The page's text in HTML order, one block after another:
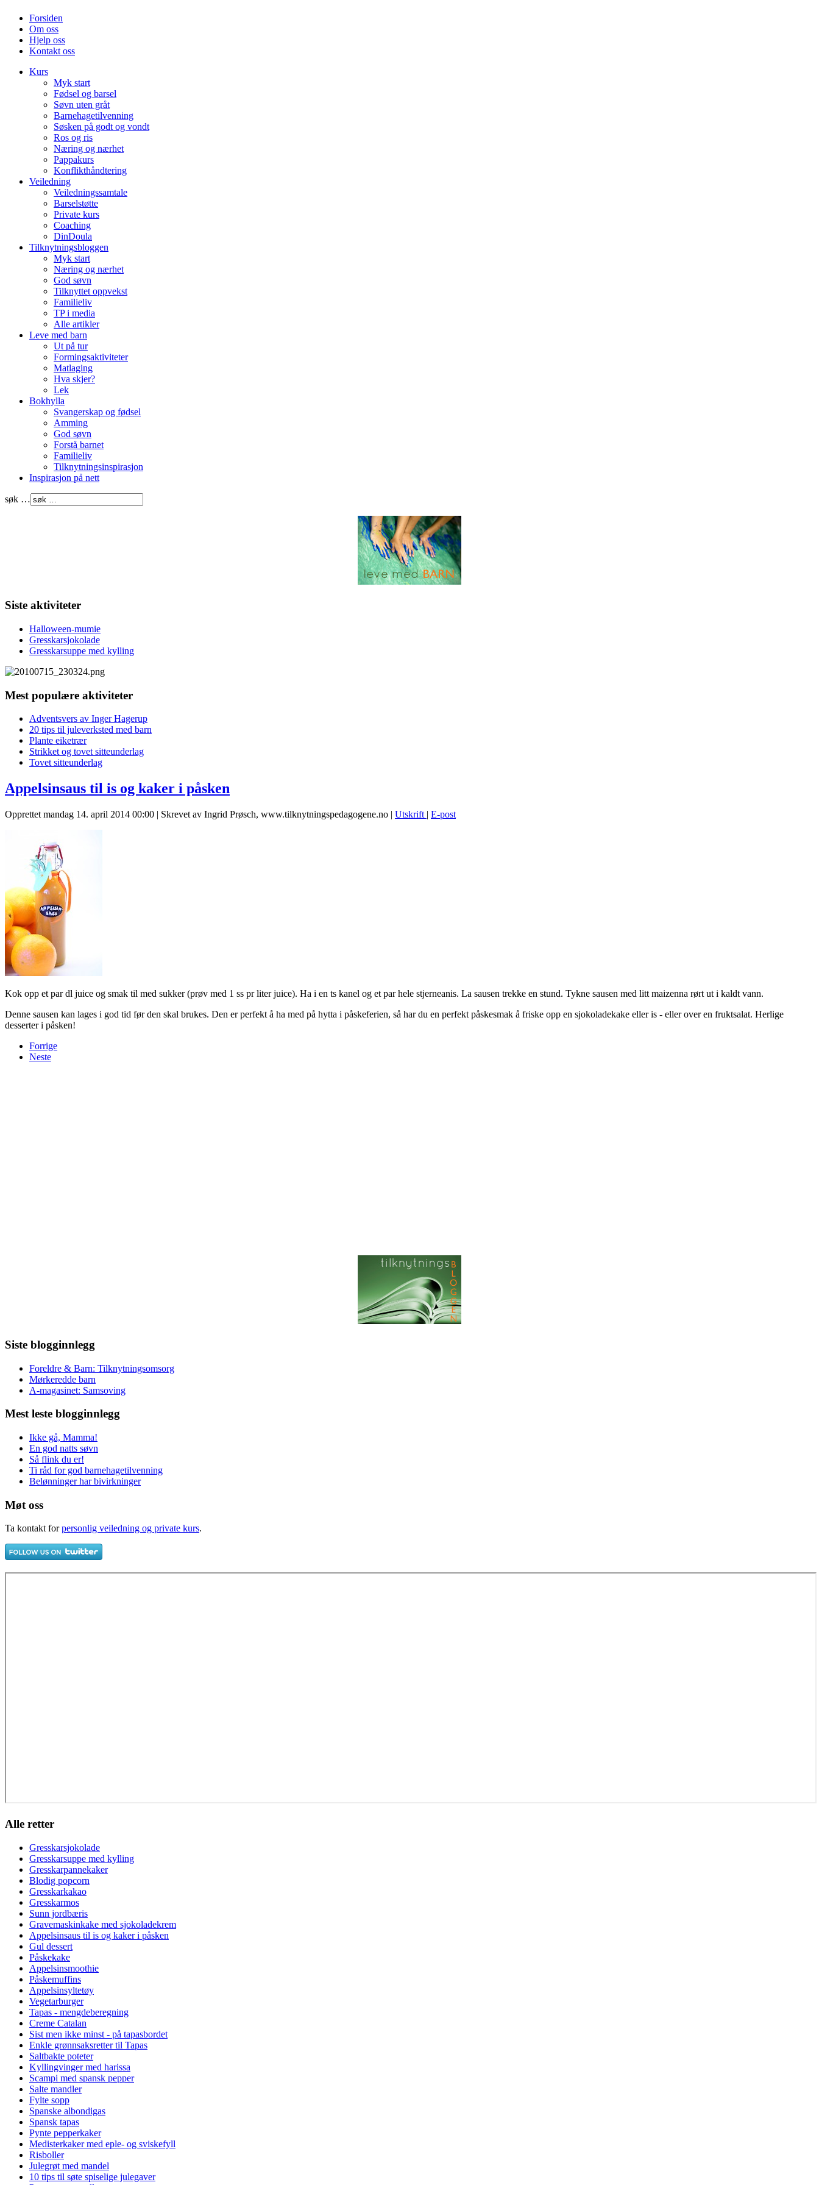
Forsiden
Om oss
Hjelp oss
Kontakt oss
Kurs
Myk start
Fødsel og barsel
Søvn uten gråt
Barnehagetilvenning
Søsken på godt og vondt
Ros og ris
Næring og nærhet
Pappakurs
Konflikthåndtering
Veiledning
Veiledningssamtale
Barselstøtte
Private kurs
Coaching
DinDoula
Tilknytningsbloggen
Myk start
Næring og nærhet
God søvn
Tilknyttet oppvekst
Familieliv
TP i media
Alle artikler
Leve med barn
Ut på tur
Formingsaktiviteter
Matlaging
Hva skjer?
Lek
Bokhylla
Svangerskap og fødsel
Amming
God søvn
Forstå barnet
Familieliv
Tilknytningsinspirasjon
Inspirasjon på nett
søk …
Siste aktiviteter
Halloween-mumie
Gresskarsjokolade
Gresskarsuppe med kylling
Mest populære aktiviteter
Adventsvers av Inger Hagerup
20 tips til juleverksted med barn
Plante eiketrær
Strikket og tovet sitteunderlag
Tovet sitteunderlag
Appelsinsaus til is og kaker i påsken
Opprettet mandag 14. april 2014 00:00 | Skrevet av Ingrid Prøsch, www.tilknytningspedagogene.no | Utskrift | E-post
Kok opp et par dl juice og smak til med sukker (prøv med 1 ss pr liter juice). Ha i en ts kanel og et par hele stjerneanis. La sausen trekke en stund. Tykne sausen med litt maizenna rørt ut i kaldt vann.
Denne sausen kan lages i god tid før den skal brukes. Den er perfekt å ha med på hytta i påskeferien, så har du en perfekt påskesmak å friske opp en sjokoladekake eller is - eller over en fruktsalat. Herlige
desserter i påsken!
Forrige
Neste
Siste blogginnlegg
Foreldre & Barn: Tilknytningsomsorg
Mørkeredde barn
A-magasinet: Samsoving
Mest leste blogginnlegg
Ikke gå, Mamma!
En god natts søvn
Så flink du er!
Ti råd for god barnehagetilvenning
Belønninger har bivirkninger
Møt oss
Ta kontakt forpersonlig veiledning og private kurs.
Alle retter
Gresskarsjokolade
Gresskarsuppe med kylling
Gresskarpannekaker
Blodig popcorn
Gresskarkakao
Gresskarmos
Sunn jordbæris
Gravemaskinkake med sjokoladekrem
Appelsinsaus til is og kaker i påsken
Gul dessert
Påskekake
Appelsinsmoothie
Påskemuffins
Appelsinsyltetøy
Vegetarburger
Tapas - mengdeberegning
Creme Catalan
Sist men ikke minst - på tapasbordet
Enkle grønnsaksretter til Tapas
Saltbakte poteter
Kyllingvinger med harissa
Scampi med spansk pepper
Salte mandler
Fylte sopp
Spanske albondigas
Spansk tapas
Pynte pepperkaker
Medisterkaker med eple- og sviskefyll
Risboller
Julegrøt med mandel
10 tips til søte spiselige julegaver